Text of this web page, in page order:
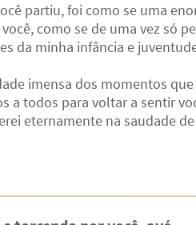
partiu, foi como se uma
como se de uma vez só
da minha infância e
imensa dos momentos
a todos para voltar a sentir
eternamente na saudade